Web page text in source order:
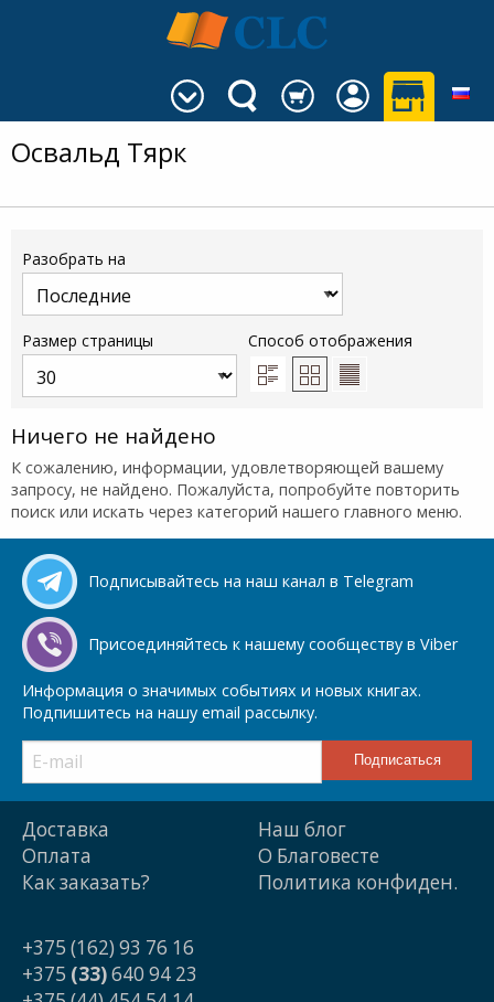
Освальд Тярк
Разобрать на
Размер страницы Способ отображения
Ничего не найдено
К сожалению, информации, удовлетворяющей вашему
запросу, не найдено. Пожалуйста, попробуйте повторить
поиск или искать через категорий нашего главного меню.
Подписывайтесь на наш канал в Telegram
Присоединяйтесь к нашему сообществу в Viber
Информация о значимых событиях и новых книгах.
Подпишитесь на нашу email рассылку.
Доставка
Оплата
Как заказать?
Наш блог
О Благовесте
Политика конфиден.
+375 (162) 93 76 16
+375 (33)640 94 23